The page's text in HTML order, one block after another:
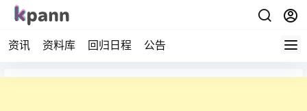
资讯 资料库 回归日程 公告